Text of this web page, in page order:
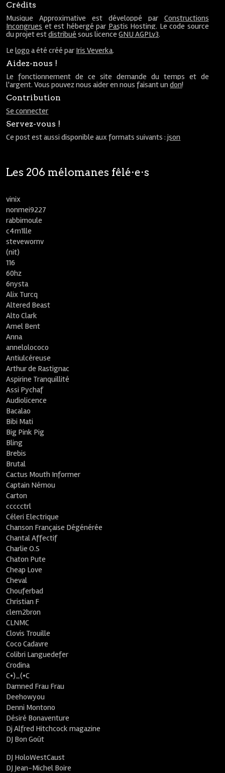
Crédits
Musique Approximative est développé par Constructions
Incongrues et est hébergé par Pastis Hosting. Le code source
du projet estdistribué sous licenceGNU AGPLv3.
Lelogo a été créé par Iris Veverka.
Aidez-nous !
Le fonctionnement de ce site demande du temps et de
l'argent. Vous pouvez nous aider en nous faisant undon!
Contribution
Se connecter
Servez-vous !
Ce post est aussi disponible aux formats suivants :json
Les 206 mélomanes fêlé⋅e⋅s
vinix
nonmei9227
rabbimoule
c4m1lle
stevewornv
(nit)
116
60hz
6nysta
Alix Turcq
Altered Beast
Alto Clark
Amel Bent
Anna
annelolococo
Antiulcéreuse
Arthur de Rastignac
Aspirine Tranquillité
Assi Pychaf
Audiolicence
Bacalao
Bibi Mati
Big Pink Pig
Bling
Brebis
Brutal
Cactus Mouth Informer
Captain Némou
Carton
ccccctrl
Céleri Electrique
Chanson Française Dégénérée
Chantal Affectif
Charlie O.S
Chaton Pute
Cheap Love
Cheval
Chouferbad
Christian F
clem2bron
CLNMC
Clovis Trouille
Coco Cadavre
Colibri Languedefer
Crodina
C•)_(•C
Damned Frau Frau
Deehowyou
Denni Montono
Désiré Bonaventure
Dj Alfred Hitchcock magazine
DJ Bon Goût
DJ HoloWestCaust
DJ Jean-Michel Boire